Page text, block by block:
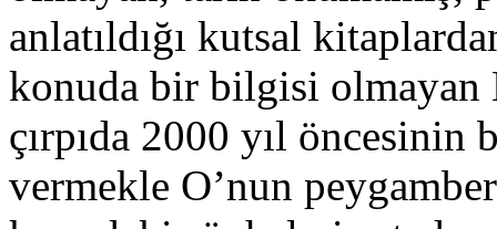
anlatıldığı kutsal
konuda bir bilgisi olmayan
çırpıda 2000 yıl öncesinin
vermekle O’nun